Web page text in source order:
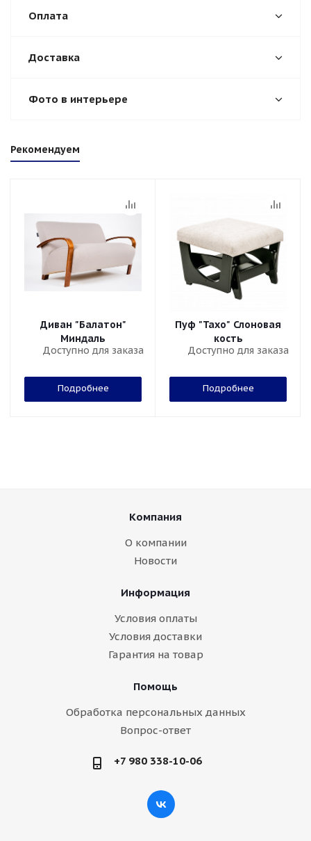
Оплата
Доставка
Фото в интерьере
Рекомендуем
Диван "Балатон"
Миндаль
Доступно для заказа
Подробнее
Пуф "Тахо" Слоновая
кость
Доступно для заказа
Подробнее
Компания
О компании
Новости
Информация
Условия оплаты
Условия доставки
Гарантия на товар
Помощь
Обработка персональных данных
Вопрос-ответ
+7 980 338-10-06